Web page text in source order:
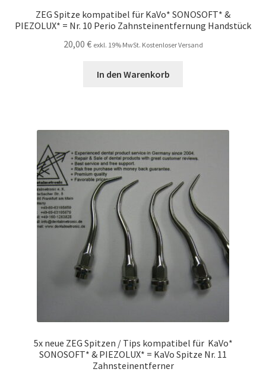
ZEG Spitze kompatibel für KaVo* SONOSOFT* &
PIEZOLUX* = Nr. 10 Perio Zahnsteinentfernung Handstück
20,00 € exkl. 19% MwSt. Kostenloser Versand
In den Warenkorb
5x neue ZEG Spitzen / Tips kompatibel für KaVo*
SONOSOFT* & PIEZOLUX* = KaVo Spitze Nr. 11
Zahnsteinentferner